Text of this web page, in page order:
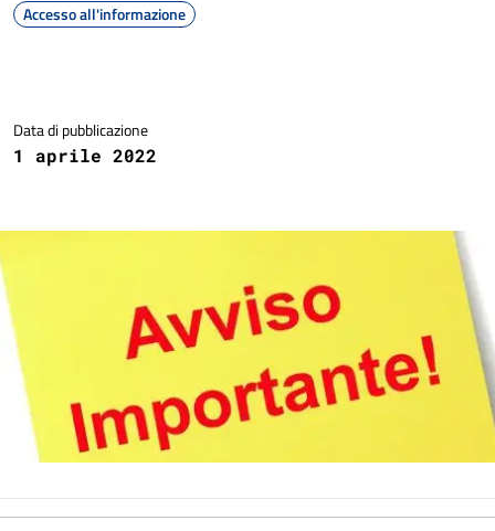
Accesso all'informazione
Data di pubblicazione
1 aprile 2022